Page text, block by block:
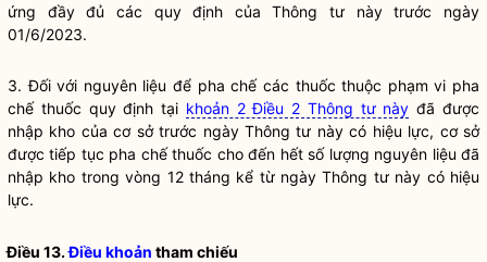
ứng đầy đủ các quy định của Thông tư này trước ngày
01/6/2023.
3. Đối với nguyên liệu để pha chế các thuốc thuộc phạm vi pha
chế thuốc quy định tại khoản 2 Điều 2 Thông tư này đã được
nhập kho của cơ sở trước ngày Thông tư này có hiệu lực, cơ sở
được tiếp tục pha chế thuốc cho đến hết số lượng nguyên liệu đã
nhập kho trong vòng 12 tháng kể từ ngày Thông tư này có hiệu
lực.
Điều 13.Điều khoản tham chiếu